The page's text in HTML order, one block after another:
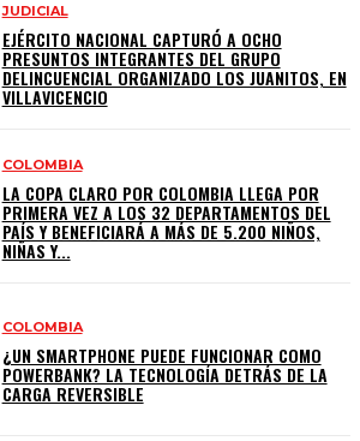
JUDICIAL
EJÉRCITO NACIONAL CAPTURÓ A OCHO
PRESUNTOS INTEGRANTES DEL GRUPO
DELINCUENCIAL ORGANIZADO LOS JUANITOS, EN
VILLAVICENCIO
COLOMBIA
LA COPA CLARO POR COLOMBIA LLEGA POR
PRIMERA VEZ A LOS 32 DEPARTAMENTOS DEL
PAÍS Y BENEFICIARÁ A MÁS DE 5.200 NIÑOS,
NIÑAS Y...
COLOMBIA
¿UN SMARTPHONE PUEDE FUNCIONAR COMO
POWERBANK? LA TECNOLOGÍA DETRÁS DE LA
CARGA REVERSIBLE